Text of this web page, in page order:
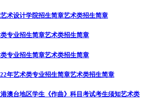
术设计学院招生简章艺术类招生简章
专业招生简章艺术类招生简章
专业招生简章艺术类招生简章
年艺术类专业招生简章艺术类招生简章
澳台地区学生《作曲》科目考试考生须知艺术类